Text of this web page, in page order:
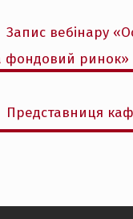
Попередній
запис:
Запис вебінару
фондовий ринок»
запис:
Представниця